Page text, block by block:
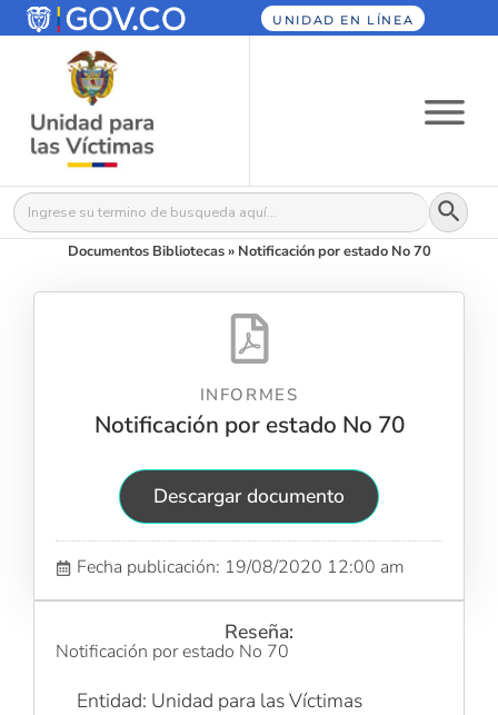
UNIDAD EN LÍNEA
Buscar: Botón
Documentos Bibliotecas» Notificación por estado No 70
INFORMES
Notificación por estado No 70
Descargar documento
Fecha publicación: 19/08/2020 12:00 am
Reseña:
Notificación por estado No 70
Entidad: Unidad para las Víctimas